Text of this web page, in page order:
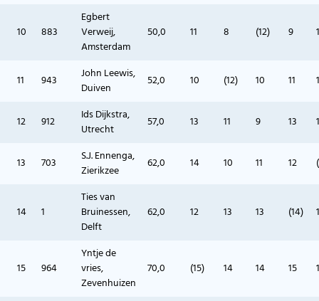
10 883
Egbert
Verweij,
Amsterdam
50,0 11 8 (12) 9
11 943
John Leewis,
Duiven
52,0 10 (12) 10 11
12 912
Ids Dijkstra,
Utrecht
57,0 13 11 9 13
13 703
S.J. Ennenga,
Zierikzee
62,0 14 10 11 12
14 1
Ties van
Bruinessen,
Delft
62,0 12 13 13 (14)
15 964
Yntje de
vries,
Zevenhuizen
70,0 (15) 14 14 15